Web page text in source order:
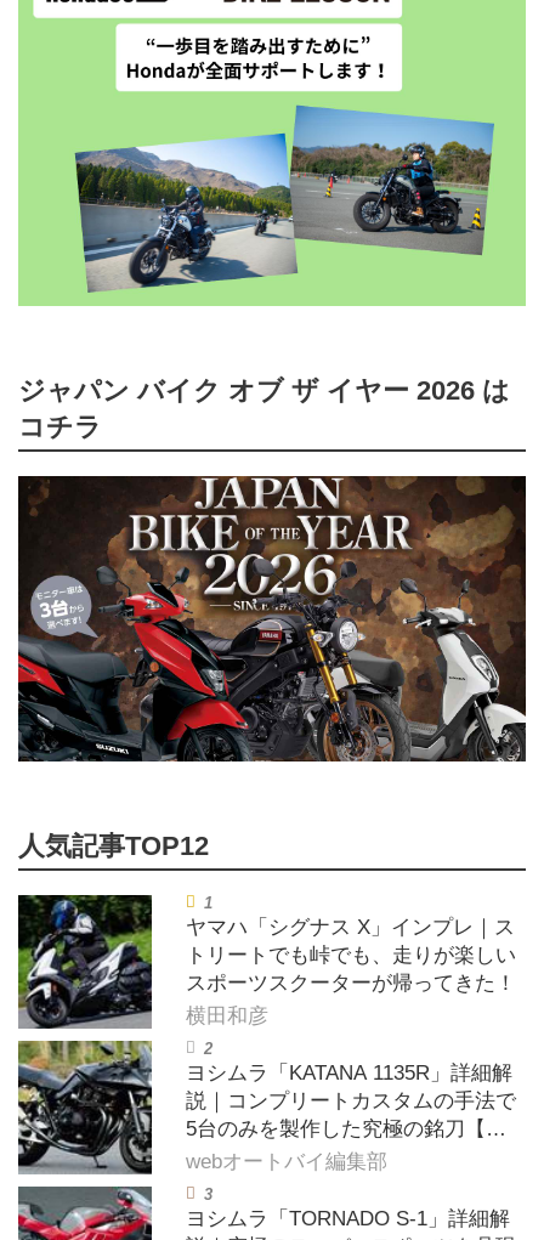
ジャパン バイク オブ ザ イヤー 2026 は
コチラ
ヤマハ「シグナス X」インプレ｜ス
トリートでも峠でも、走りが楽しい
スポーツスクーターが帰ってきた！
横田和彦
ヨシムラ「KATANA 1135R」詳細解
説｜コンプリートカスタムの手法で
5台のみを製作した究極の銘刀【ヨ
シムラ伝】
webオートバイ編集部
ヨシムラ「TORNADO S-1」詳細解